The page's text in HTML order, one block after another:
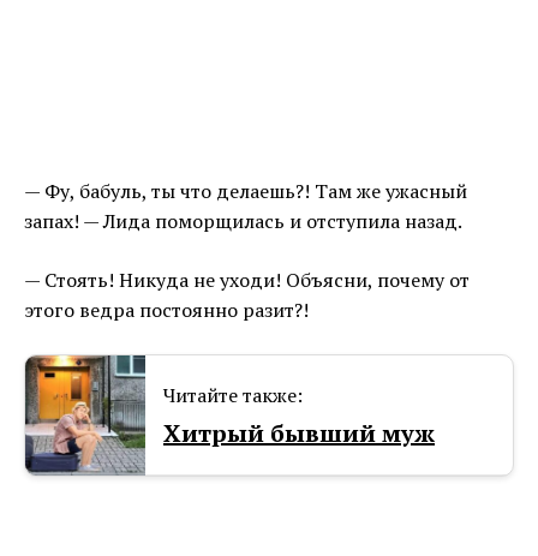
— Фу, бабуль, ты что делаешь?! Там же ужасный
запах! — Лида поморщилась и отступила назад.
— Стоять! Никуда не уходи! Объясни, почему от
этого ведра постоянно разит?!
Читайте также:
Хитрый бывший муж